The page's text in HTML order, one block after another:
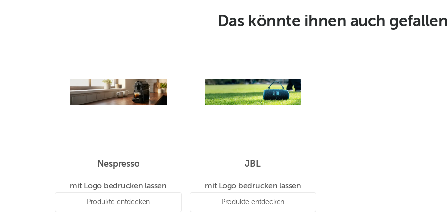
Das könnte ihnen auch
Nespresso
mit Logo bedrucken lassen
Produkte entdecken
JBL
mit Logo bedrucken lassen
Produkte entdecken